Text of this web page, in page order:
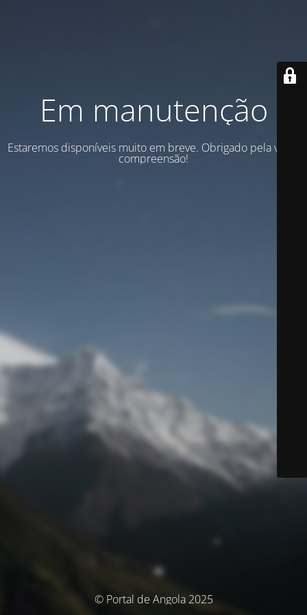
Em manutenção
Estaremos disponíveis muito em breve. Obrigado pela vossa
compreensão!
© Portal de Angola 2025